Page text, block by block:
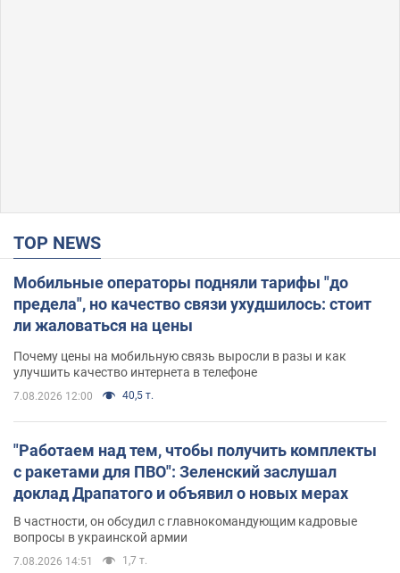
TOP NEWS
Мобильные операторы подняли тарифы "до
предела", но качество связи ухудшилось: стоит
ли жаловаться на цены
Почему цены на мобильную связь выросли в разы и как
улучшить качество интернета в телефоне
7.08.2026 12:00 40,5 т.
"Работаем над тем, чтобы получить комплекты
с ракетами для ПВО": Зеленский заслушал
доклад Драпатого и объявил о новых мерах
В частности, он обсудил с главнокомандующим кадровые
вопросы в украинской армии
7.08.2026 14:51 1,7 т.